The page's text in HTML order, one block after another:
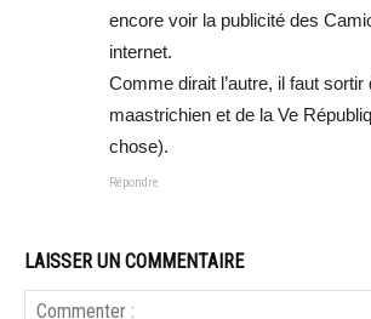
encore voir la publicité des
internet.
Comme dirait l’autre, il faut sortir
maastrichien et de la Ve
chose).
Répondre
LAISSER UN COMMENTAIRE